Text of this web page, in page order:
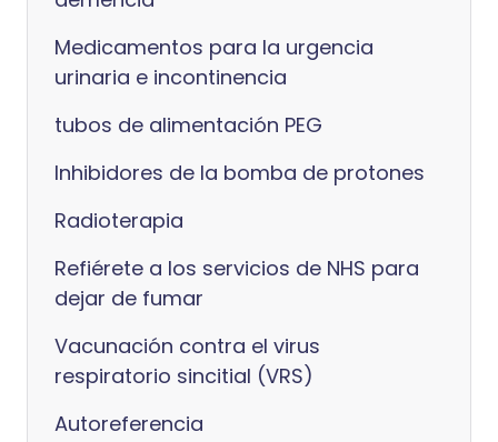
Medicamentos para la urgencia
urinaria e incontinencia
tubos de alimentación PEG
Inhibidores de la bomba de protones
Radioterapia
Refiérete a los servicios de NHS para
dejar de fumar
Vacunación contra el virus
respiratorio sincitial (VRS)
Autoreferencia